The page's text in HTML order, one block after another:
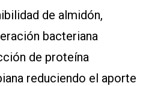
de almidón,
bacteriana
de proteína
reduciendo el aporte